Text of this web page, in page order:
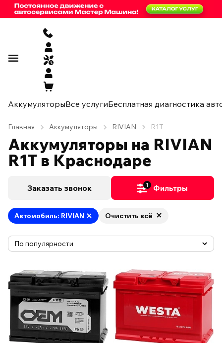
АккумуляторыВсе услугиБесплатная диагностика
Главная Аккумуляторы RIVIAN R1T
Аккумуляторы на RIVIAN
R1T в Краснодаре
Заказать звонок 1 Фильтры
Автомобиль: RIVIAN Очистить всё